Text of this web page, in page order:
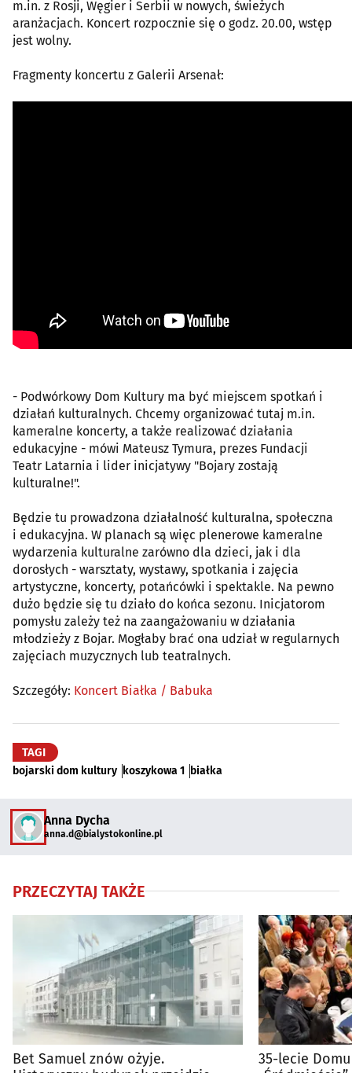
m.in. z Rosji, Węgier i Serbii w nowych, świeżych
aranżacjach. Koncert rozpocznie się o godz. 20.00, wstęp
jest wolny.
Fragmenty koncertu z Galerii Arsenał:
- Podwórkowy Dom Kultury ma być miejscem spotkań i
działań kulturalnych. Chcemy organizować tutaj m.in.
kameralne koncerty, a także realizować działania
edukacyjne - mówi Mateusz Tymura, prezes Fundacji
Teatr Latarnia i lider inicjatywy "Bojary zostają
kulturalne!".
Będzie tu prowadzona działalność kulturalna, społeczna
i edukacyjna. W planach są więc plenerowe kameralne
wydarzenia kulturalne zarówno dla dzieci, jak i dla
dorosłych - warsztaty, wystawy, spotkania i zajęcia
artystyczne, koncerty, potańcówki i spektakle. Na pewno
dużo będzie się tu działo do końca sezonu. Inicjatorom
pomysłu zależy też na zaangażowaniu w działania
młodzieży z Bojar. Mogłaby brać ona udział w regularnych
zajęciach muzycznych lub teatralnych.
Szczegóły: Koncert Białka / Babuka
TAGI
bojarski dom kultury koszykowa 1 białka
Anna Dycha
anna.d@bialystokonline.pl
PRZECZYTAJ TAKŻE
Bet Samuel znów ożyje.
35-lecie